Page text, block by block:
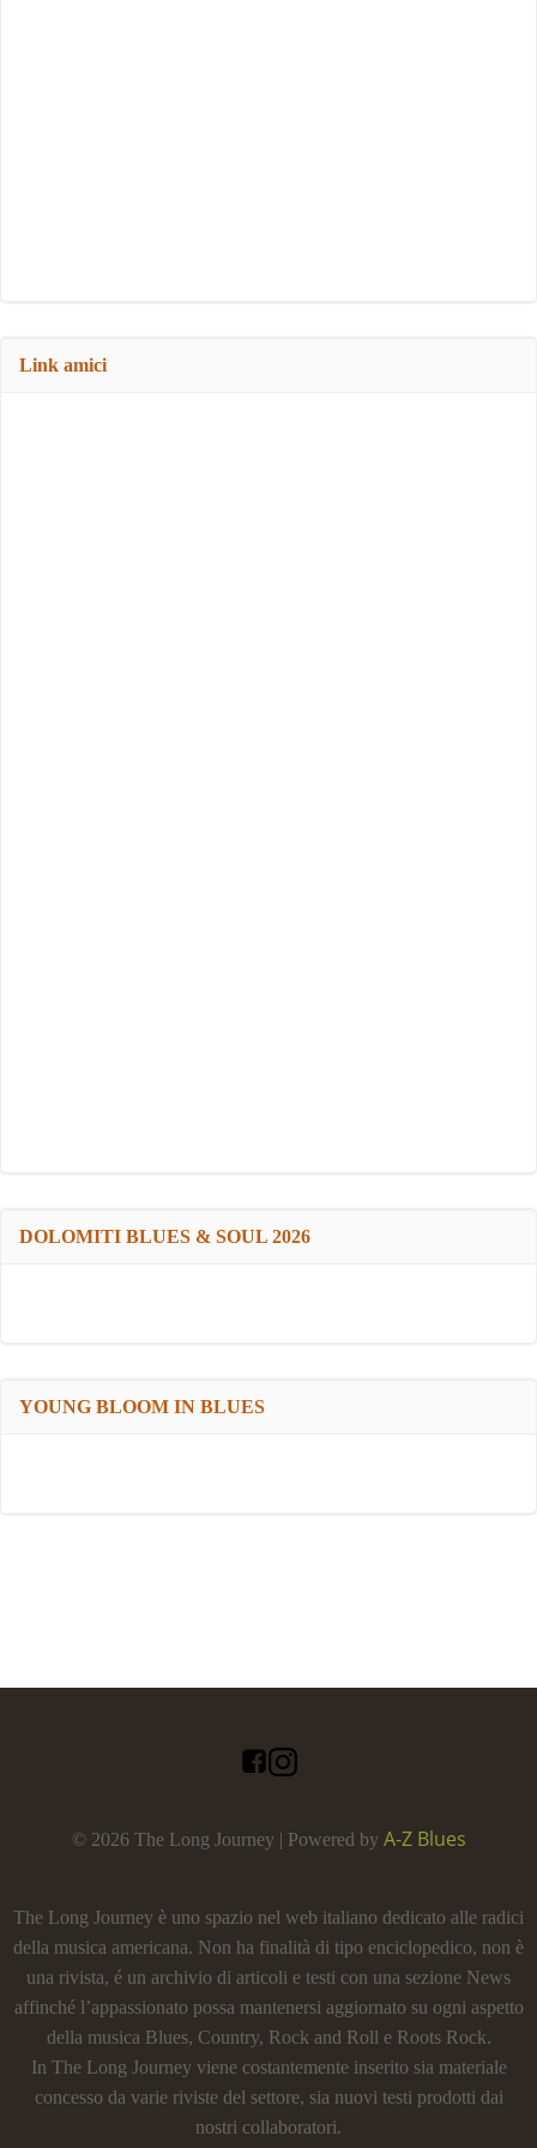
Link amici
DOLOMITI BLUES & SOUL 2026
YOUNG BLOOM IN BLUES
© 2026 The Long Journey | Powered by A-Z Blues
The Long Journey è uno spazio nel web italiano dedicato alle radici
della musica americana. Non ha finalità di tipo enciclopedico, non è
una rivista, é un archivio di articoli e testi con una sezione News
affinché l’appassionato possa mantenersi aggiornato su ogni aspetto
della musica Blues, Country, Rock and Roll e Roots Rock.
In The Long Journey viene costantemente inserito sia materiale
concesso da varie riviste del settore, sia nuovi testi prodotti dai
nostri collaboratori.